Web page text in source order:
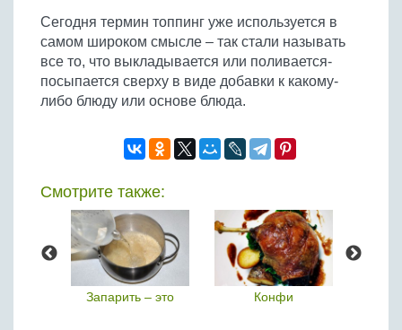
Cегодня термин топпинг уже используется в
самом широком смысле – так стали называть
все то, что выкладывается или поливается-
посыпается сверху в виде добавки к какому-
либо блюду или основе блюда.
Смотрите также:
Запарить – это Конфи